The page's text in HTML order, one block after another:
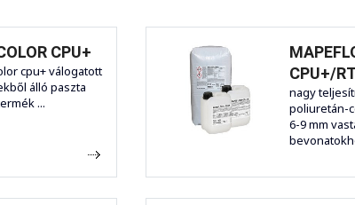
CPU+
cpu+ válogatott
álló paszta
...
CPU+/RT
nagy
poliuretán-
6-9 mm